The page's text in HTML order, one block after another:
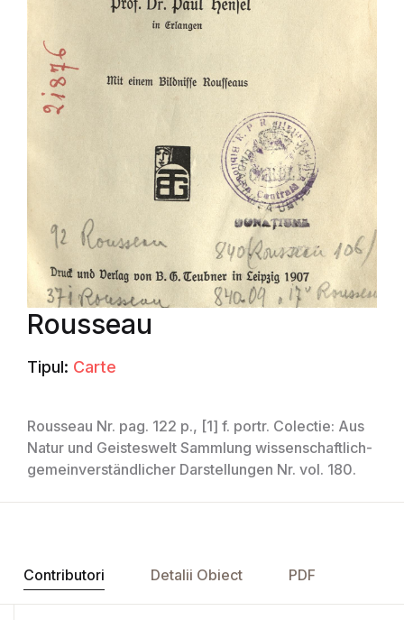
Rousseau
Tipul: Carte
Rousseau Nr. pag. 122 p., [1] f. portr. Colectie: Aus
Natur und Geisteswelt Sammlung wissenschaftlich-
gemeinverständlicher Darstellungen Nr. vol. 180.
Contributori Detalii Obiect PDF